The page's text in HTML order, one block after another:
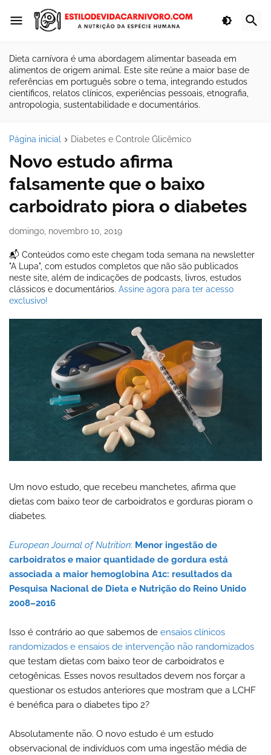
Dieta carnívora é uma abordagem alimentar baseada em
alimentos de origem animal. Este site reúne a maior base de
referências em português sobre o tema, integrando estudos
científicos, relatos clínicos, experiências pessoais, etnografia,
antropologia, sustentabilidade e documentários.
Página inicial Diabetes e Controle Glicêmico
Novo estudo afirma
falsamente que o baixo
carboidrato piora o diabetes
domingo, novembro 10, 2019
📬 Conteúdos como este chegam toda semana na newsletter
"A Lupa", com estudos completos que não são publicados
neste site, além de indicações de podcasts, livros, estudos
clássicos e documentários. Assine agora para ter acesso
exclusivo!
Um novo estudo, que recebeu manchetes, afirma que
dietas com baixo teor de carboidratos e gorduras pioram o
diabetes.
European Journal of Nutrition: Menor ingestão de
carboidratos e maior quantidade de gordura está
associada a maior hemoglobina A1c: resultados da
Pesquisa Nacional de Dieta e Nutrição do Reino Unido
2008–2016
Isso é contrário ao que sabemos de ensaios clínicos
randomizados e ensaios de intervenção não randomizados
que testam dietas com baixo teor de carboidratos e
cetogênicas. Esses novos resultados devem nos forçar a
questionar os estudos anteriores que mostram que a LCHF
é benéfica para o diabetes tipo 2?
Absolutamente não. O novo estudo é um estudo
observacional de indivíduos com uma ingestão média de